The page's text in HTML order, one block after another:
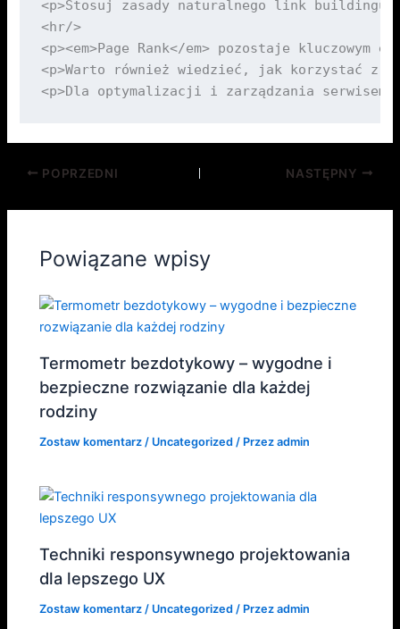
POPRZEDNI NASTĘPNY
Powiązane wpisy
Termometr bezdotykowy – wygodne i
bezpieczne rozwiązanie dla każdej
rodziny
Zostaw komentarz / Uncategorized / Przezadmin
Techniki responsywnego projektowania
dla lepszego UX
Zostaw komentarz / Uncategorized / Przezadmin